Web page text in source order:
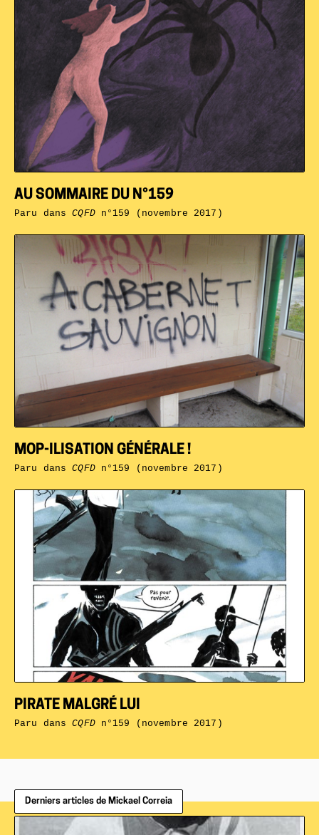
PIRATE MALGRÉ LUI
Paru dansCQFDn°159 (novembre 2017)
MOP-ILISATION GÉNÉRALE !
Paru dansCQFDn°159 (novembre 2017)
AU SOMMAIRE DU N°159
Paru dansCQFDn°159 (novembre 2017)
Derniers articles de Mickael Correia